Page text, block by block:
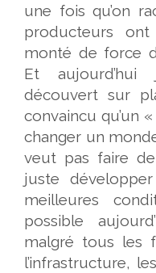
une fois qu’on
producteurs ont
monté de force
Et aujourd’hui
découvert sur
convaincu qu’un
changer un
veut pas faire
juste
meilleures
possible
malgré tous les
l’infrastructure,